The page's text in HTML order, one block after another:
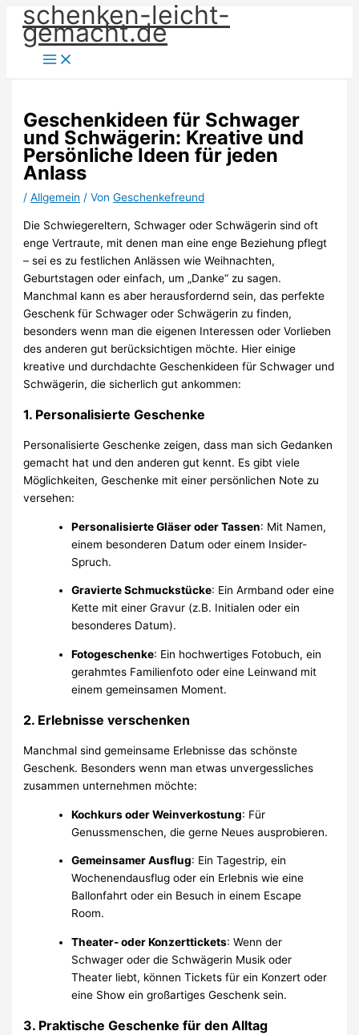
Zum
Inhalt
springen
schenken-leicht-
gemacht.de
Geschenkideen für Schwager
und Schwägerin: Kreative und
Persönliche Ideen für jeden
Anlass
/Allgemein / VonGeschenkefreund
Die Schwiegereltern, Schwager oder Schwägerin sind oft
enge Vertraute, mit denen man eine enge Beziehung pflegt
– sei es zu festlichen Anlässen wie Weihnachten,
Geburtstagen oder einfach, um „Danke“ zu sagen.
Manchmal kann es aber herausfordernd sein, das perfekte
Geschenk für Schwager oder Schwägerin zu finden,
besonders wenn man die eigenen Interessen oder Vorlieben
des anderen gut berücksichtigen möchte. Hier einige
kreative und durchdachte Geschenkideen für Schwager und
Schwägerin, die sicherlich gut ankommen:
1. Personalisierte Geschenke
Personalisierte Geschenke zeigen, dass man sich Gedanken
gemacht hat und den anderen gut kennt. Es gibt viele
Möglichkeiten, Geschenke mit einer persönlichen Note zu
versehen:
Personalisierte Gläser oder Tassen: Mit Namen,
einem besonderen Datum oder einem Insider-
Spruch.
Gravierte Schmuckstücke: Ein Armband oder eine
Kette mit einer Gravur (z.B. Initialen oder ein
besonderes Datum).
Fotogeschenke: Ein hochwertiges Fotobuch, ein
gerahmtes Familienfoto oder eine Leinwand mit
einem gemeinsamen Moment.
2. Erlebnisse verschenken
Manchmal sind gemeinsame Erlebnisse das schönste
Geschenk. Besonders wenn man etwas unvergessliches
zusammen unternehmen möchte:
Kochkurs oder Weinverkostung: Für
Genussmenschen, die gerne Neues ausprobieren.
Gemeinsamer Ausflug: Ein Tagestrip, ein
Wochenendausflug oder ein Erlebnis wie eine
Ballonfahrt oder ein Besuch in einem Escape
Room.
Theater- oder Konzerttickets: Wenn der
Schwager oder die Schwägerin Musik oder
Theater liebt, können Tickets für ein Konzert oder
eine Show ein großartiges Geschenk sein.
3. Praktische Geschenke für den Alltag